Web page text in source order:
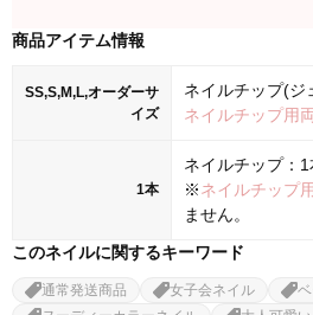
商品アイテム情報
SS,S,M,L,オーダーサ
イズ
ネイルチップ(ジ
ネイルチップ用
1本
ネイルチップ：1
※ネイルチップ
ません。
このネイルに関するキーワード
通常発送商品 女子会ネイル